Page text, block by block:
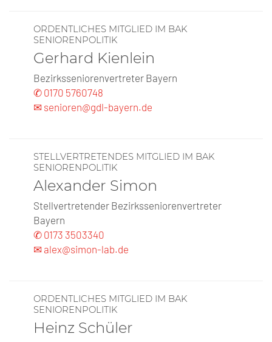
ORDENTLICHES MITGLIED IM BAK
SENIORENPOLITIK
Gerhard Kienlein
Bezirksseniorenvertreter Bayern
✆ 0170 5760748
✉ senioren@gdl-bayern.de
STELLVERTRETENDES MITGLIED IM BAK
SENIORENPOLITIK
Alexander Simon
Stellvertretender Bezirksseniorenvertreter
Bayern
✆ 0173 3503340
✉ alex@simon-lab.de
ORDENTLICHES MITGLIED IM BAK
SENIORENPOLITIK
Heinz Schüler